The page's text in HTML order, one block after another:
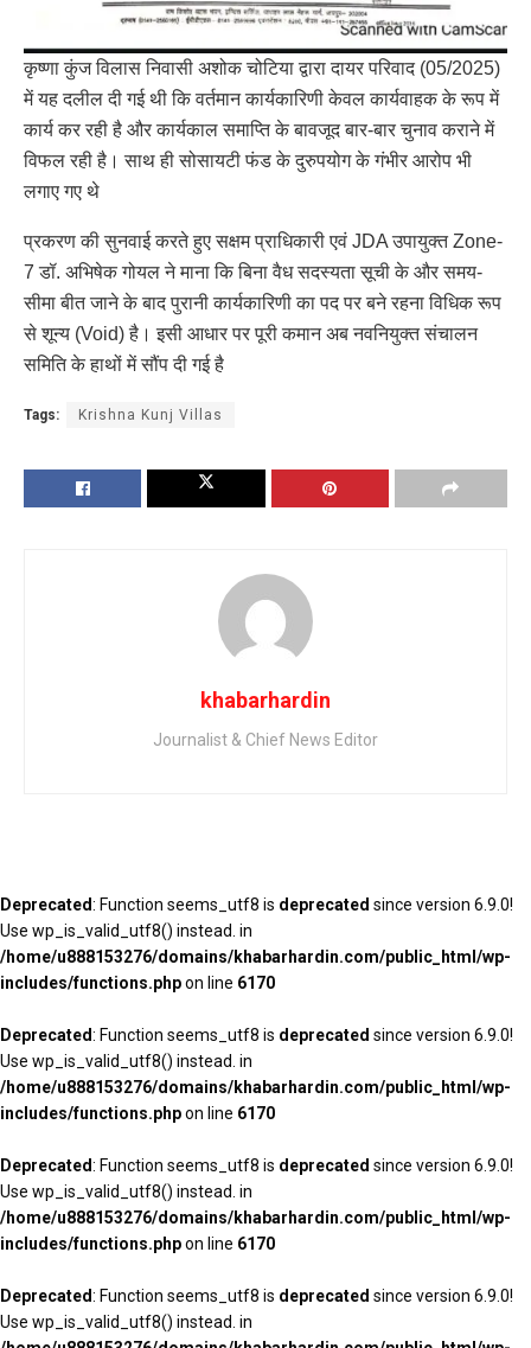
कृष्णा कुंज विलास निवासी अशोक चोटिया द्वारा दायर परिवाद (05/2025)
में यह दलील दी गई थी कि वर्तमान कार्यकारिणी केवल कार्यवाहक के रूप में
कार्य कर रही है और कार्यकाल समाप्ति के बावजूद बार-बार चुनाव कराने में
विफल रही है। साथ ही सोसायटी फंड के दुरुपयोग के गंभीर आरोप भी
लगाए गए थे
प्रकरण की सुनवाई करते हुए सक्षम प्राधिकारी एवं JDA उपायुक्त Zone-
7 डॉ. अभिषेक गोयल ने माना कि बिना वैध सदस्यता सूची के और समय-
सीमा बीत जाने के बाद पुरानी कार्यकारिणी का पद पर बने रहना विधिक रूप
से शून्य (Void) है। इसी आधार पर पूरी कमान अब नवनियुक्त संचालन
समिति के हाथों में सौंप दी गई है
Tags: Krishna Kunj Villas
khabarhardin
Journalist & Chief News Editor
Deprecated: Function seems_utf8 is deprecated since version 6.9.0!
Use wp_is_valid_utf8() instead. in
/home/u888153276/domains/khabarhardin.com/public_html/wp-
includes/functions.phpon line 6170
Deprecated: Function seems_utf8 is deprecated since version 6.9.0!
Use wp_is_valid_utf8() instead. in
/home/u888153276/domains/khabarhardin.com/public_html/wp-
includes/functions.phpon line 6170
Deprecated: Function seems_utf8 is deprecated since version 6.9.0!
Use wp_is_valid_utf8() instead. in
/home/u888153276/domains/khabarhardin.com/public_html/wp-
includes/functions.phpon line 6170
Deprecated: Function seems_utf8 is deprecated since version 6.9.0!
Use wp_is_valid_utf8() instead. in